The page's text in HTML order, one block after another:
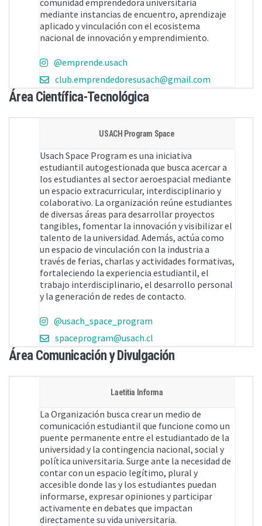
comunidad emprendedora universitaria
mediante instancias de encuentro, aprendizaje
aplicado y vinculación con el ecosistema
nacional de innovación y emprendimiento.
@emprende.usach
club.emprendedoresusach@gmail.com
Área Científica-Tecnológica
USACH Program Space
Usach Space Program es una iniciativa
estudiantil autogestionada que busca acercar a
los estudiantes al sector aeroespacial mediante
un espacio extracurricular, interdisciplinario y
colaborativo. La organización reúne estudiantes
de diversas áreas para desarrollar proyectos
tangibles, fomentar la innovación y visibilizar el
talento de la universidad. Además, actúa como
un espacio de vinculación con la industria a
través de ferias, charlas y actividades formativas,
fortaleciendo la experiencia estudiantil, el
trabajo interdisciplinario, el desarrollo personal
y la generación de redes de contacto.
@usach_space_program
spaceprogram@usach.cl
Área Comunicación y Divulgación
Laetitia Informa
La Organización busca crear un medio de
comunicación estudiantil que funcione como un
puente permanente entre el estudiantado de la
universidad y la contingencia nacional, social y
política universitaria. Surge ante la necesidad de
contar con un espacio legítimo, plural y
accesible donde las y los estudiantes puedan
informarse, expresar opiniones y participar
activamente en debates que impactan
directamente su vida universitaria.